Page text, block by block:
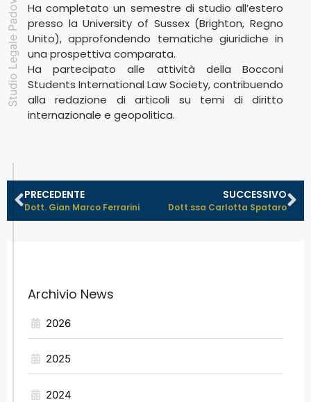
Studio Legale Padovan Ha completato un semestre di studio all’estero
presso la University of Sussex (Brighton, Regno
Unito), approfondendo tematiche giuridiche in
una prospettiva comparata.
Ha partecipato alle attività della Bocconi
Students International Law Society, contribuendo
alla redazione di articoli su temi di diritto
internazionale e geopolitica.
PRECEDENTE
Dott. Gian Marco Ferrarini
SUCCESSIVO
Dott.ssa Carlotta Spataro
Archivio News
2026
2025
2024